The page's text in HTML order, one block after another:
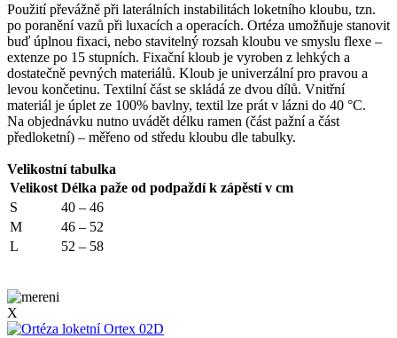
Použití převážně při laterálních instabilitách loketního kloubu, tzn.
po poranění vazů při luxacích a operacích. Ortéza umožňuje stanovit
buď úplnou fixaci, nebo stavitelný rozsah kloubu ve smyslu flexe –
extenze po 15 stupních. Fixační kloub je vyroben z lehkých a
dostatečně pevných materiálů. Kloub je univerzální pro pravou a
levou končetinu. Textilní část se skládá ze dvou dílů. Vnitřní
materiál je úplet ze 100% bavlny, textil lze prát v lázni do 40 °C.
Na objednávku nutno uvádět délku ramen (část pažní a část
předloketní) – měřeno od středu kloubu dle tabulky.
Velikostní tabulka
Velikost Délka paže od podpaždí k zápěstí v cm
S
40 – 46
M
46 – 52
L
52 – 58
X